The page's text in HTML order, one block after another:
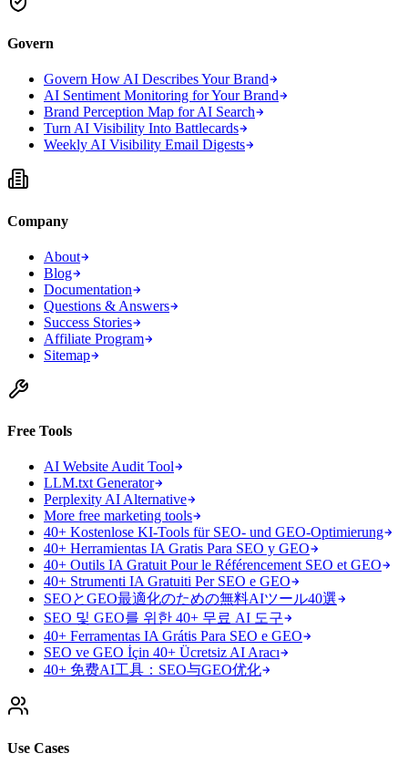
Govern
Govern How AI Describes Your Brand
AI Sentiment Monitoring for Your Brand
Brand Perception Map for AI Search
Turn AI Visibility Into Battlecards
Weekly AI Visibility Email Digests
Company
About
Blog
Documentation
Questions & Answers
Success Stories
Affiliate Program
Sitemap
Free Tools
AI Website Audit Tool
LLM.txt Generator
Perplexity AI Alternative
More free marketing tools
40+ Kostenlose KI-Tools für SEO- und GEO-Optimierung
40+ Herramientas IA Gratis Para SEO y GEO
40+ Outils IA Gratuit Pour le Référencement SEO et GEO
40+ Strumenti IA Gratuiti Per SEO e GEO
SEOとGEO最適化のための無料AIツール40選
SEO 및 GEO를 위한 40+ 무료 AI 도구
40+ Ferramentas IA Grátis Para SEO e GEO
SEO ve GEO İçin 40+ Ücretsiz AI Aracı
40+ 免费AI工具：SEO与GEO优化
Use Cases